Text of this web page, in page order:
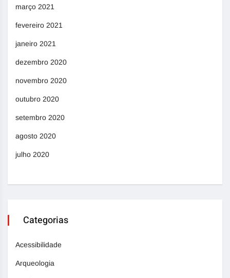
março 2021
fevereiro 2021
janeiro 2021
dezembro 2020
novembro 2020
outubro 2020
setembro 2020
agosto 2020
julho 2020
Categorias
Acessibilidade
Arqueologia